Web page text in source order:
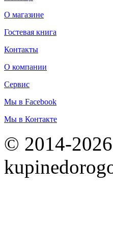
О магазине
Гостевая книга
Контакты
О компании
Сервис
Мы в Facebook
Мы в Контакте
© 2014-